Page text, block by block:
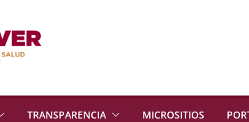
TRANSPARENCIA MICROSITIOS